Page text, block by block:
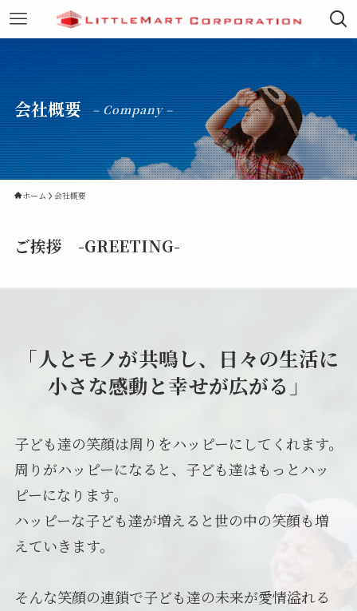
会社概要 – Company –
ホーム 会社概要
ご挨拶 -GREETING-
「人とモノが共鳴し、日々の生活に
小さな感動と幸せが広がる」
子ども達の笑顔は周りをハッピーにしてくれます。
周りがハッピーになると、子ども達はもっとハッ
ピーになります。
ハッピーな子ども達が増えると世の中の笑顔も増
えていきます。
そんな笑顔の連鎖で子ども達の未来が愛情溢れる